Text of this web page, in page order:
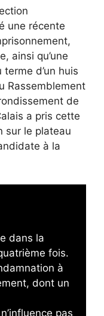
une récente
ainsi qu’une
d’un huis
Rassemblement
de
a pris cette
sur le plateau
à la
dans la
fois.
à
dont un
pas